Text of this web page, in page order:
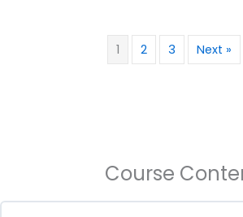
1 2 3 Next »
Course